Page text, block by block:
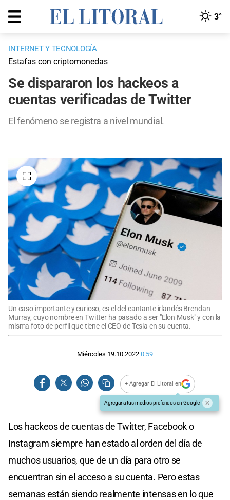
3°
INTERNET Y TECNOLOGÍA
Estafas con criptomonedas
Se dispararon los hackeos a
cuentas verificadas de Twitter
El fenómeno se registra a nivel mundial.
Un caso importante y curioso, es el del cantante irlandés Brendan
Murray, cuyo nombre en Twitter ha pasado a ser "Elon Musk" y con la
misma foto de perfil que tiene el CEO de Tesla en su cuenta.
Miércoles 19.10.2022 0:59
+ Agregar El Litoral en
Agregar a tus medios preferidos en Google
Los hackeos de cuentas de Twitter, Facebook o
Instagram siempre han estado al orden del día de
muchos usuarios, que de un día para otro se
encuentran sin el acceso a su cuenta. Pero estas
semanas están siendo realmente intensas en lo que